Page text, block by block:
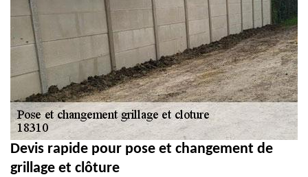
Devis rapide pour pose et changement de
grillage et clôture